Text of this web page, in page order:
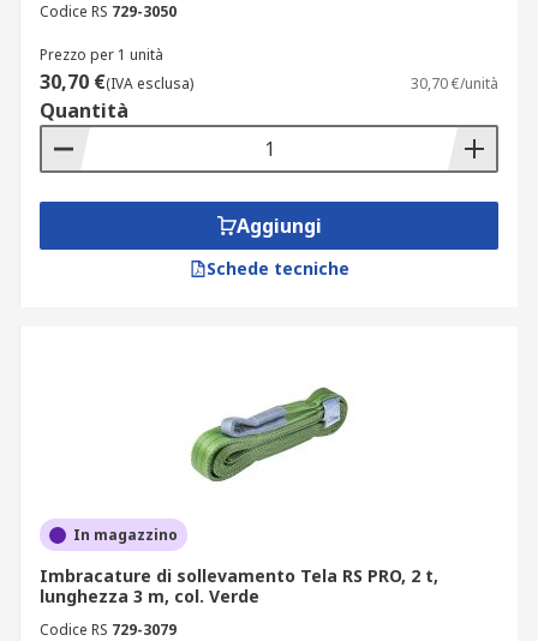
Codice RS 729-3050
Prezzo per 1 unità
30,70 €(IVA esclusa) 30,70 €/unità
Quantità
Aggiungi
Schede tecniche
In magazzino
Imbracature di sollevamento Tela RS PRO, 2 t,
lunghezza 3 m, col. Verde
Codice RS 729-3079